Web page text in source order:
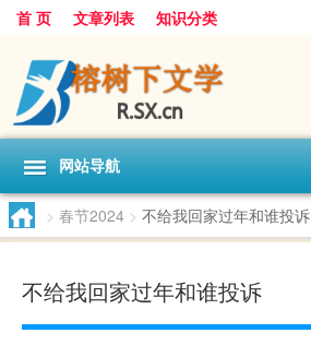
首 页 文章列表 知识分类
网站导航
> 春节2024 > 不给我回家过年和谁投诉
不给我回家过年和谁投诉